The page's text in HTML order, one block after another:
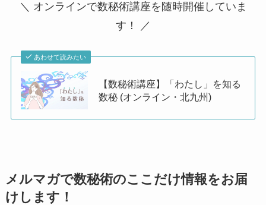
＼ オンラインで数秘術講座を随時開催していま
す！ ／
あわせて読みたい
【数秘術講座】「わたし」を知る
数秘 (オンライン・北九州)
メルマガで数秘術のここだけ情報をお届
けします！